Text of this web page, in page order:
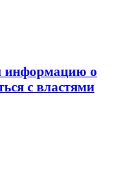
о
с властями